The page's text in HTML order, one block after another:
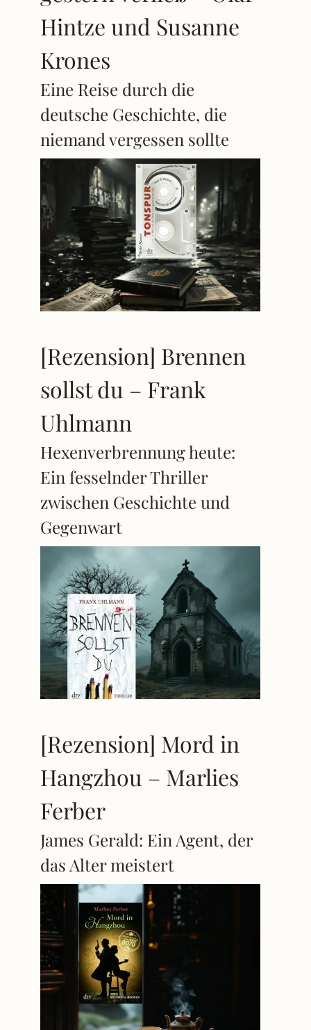
Hintze und Susanne
Krones
Eine Reise durch die
deutsche Geschichte, die
niemand vergessen sollte
[Rezension] Brennen
sollst du – Frank
Uhlmann
Hexenverbrennung heute:
Ein fesselnder Thriller
zwischen Geschichte und
Gegenwart
[Rezension] Mord in
Hangzhou – Marlies
Ferber
James Gerald: Ein Agent, der
das Alter meistert